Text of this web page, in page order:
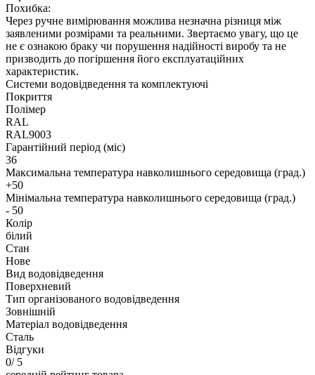
Похибка:
Через ручне вимірювання можлива незначна різниця між
заявленими розмірами та реальними. Звертаємо увагу, що це
не є ознакою браку чи порушення надійності виробу та не
призводить до погіршення його експлуатаційних
характеристик.
Системи водовідведення та комплектуючі
Покриття
Полімер
RAL
RAL9003
Гарантійний період (міс)
36
Максимальна температура навколишнього середовища (град.)
+50
Мінімальна температура навколишнього середовища (град.)
- 50
Колір
білий
Стан
Нове
Вид водовідведення
Поверхневий
Тип організованого водовідведення
Зовнішній
Матеріал водовідведення
Сталь
Відгуки
0/ 5